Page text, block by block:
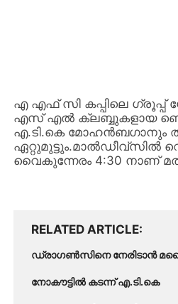
എ എഫ് സി കപ്പിലെ ഗ്രൂപ്പ്‌
എസ് എൽ ക്ലബ്ബുകളായ
എ.ടി.കെ മോഹൻബഗാനും
ഏറ്റുമുട്ടും.മാൽഡീവ്സിൽ
വൈകുന്നേരം 4:30 നാണ്
RELATED ARTICLE
ഡ്രാഗൺസിനെ നേരിടാൻ
നോകൗട്ടിൽ കടന്ന് എ.ടി.കെ